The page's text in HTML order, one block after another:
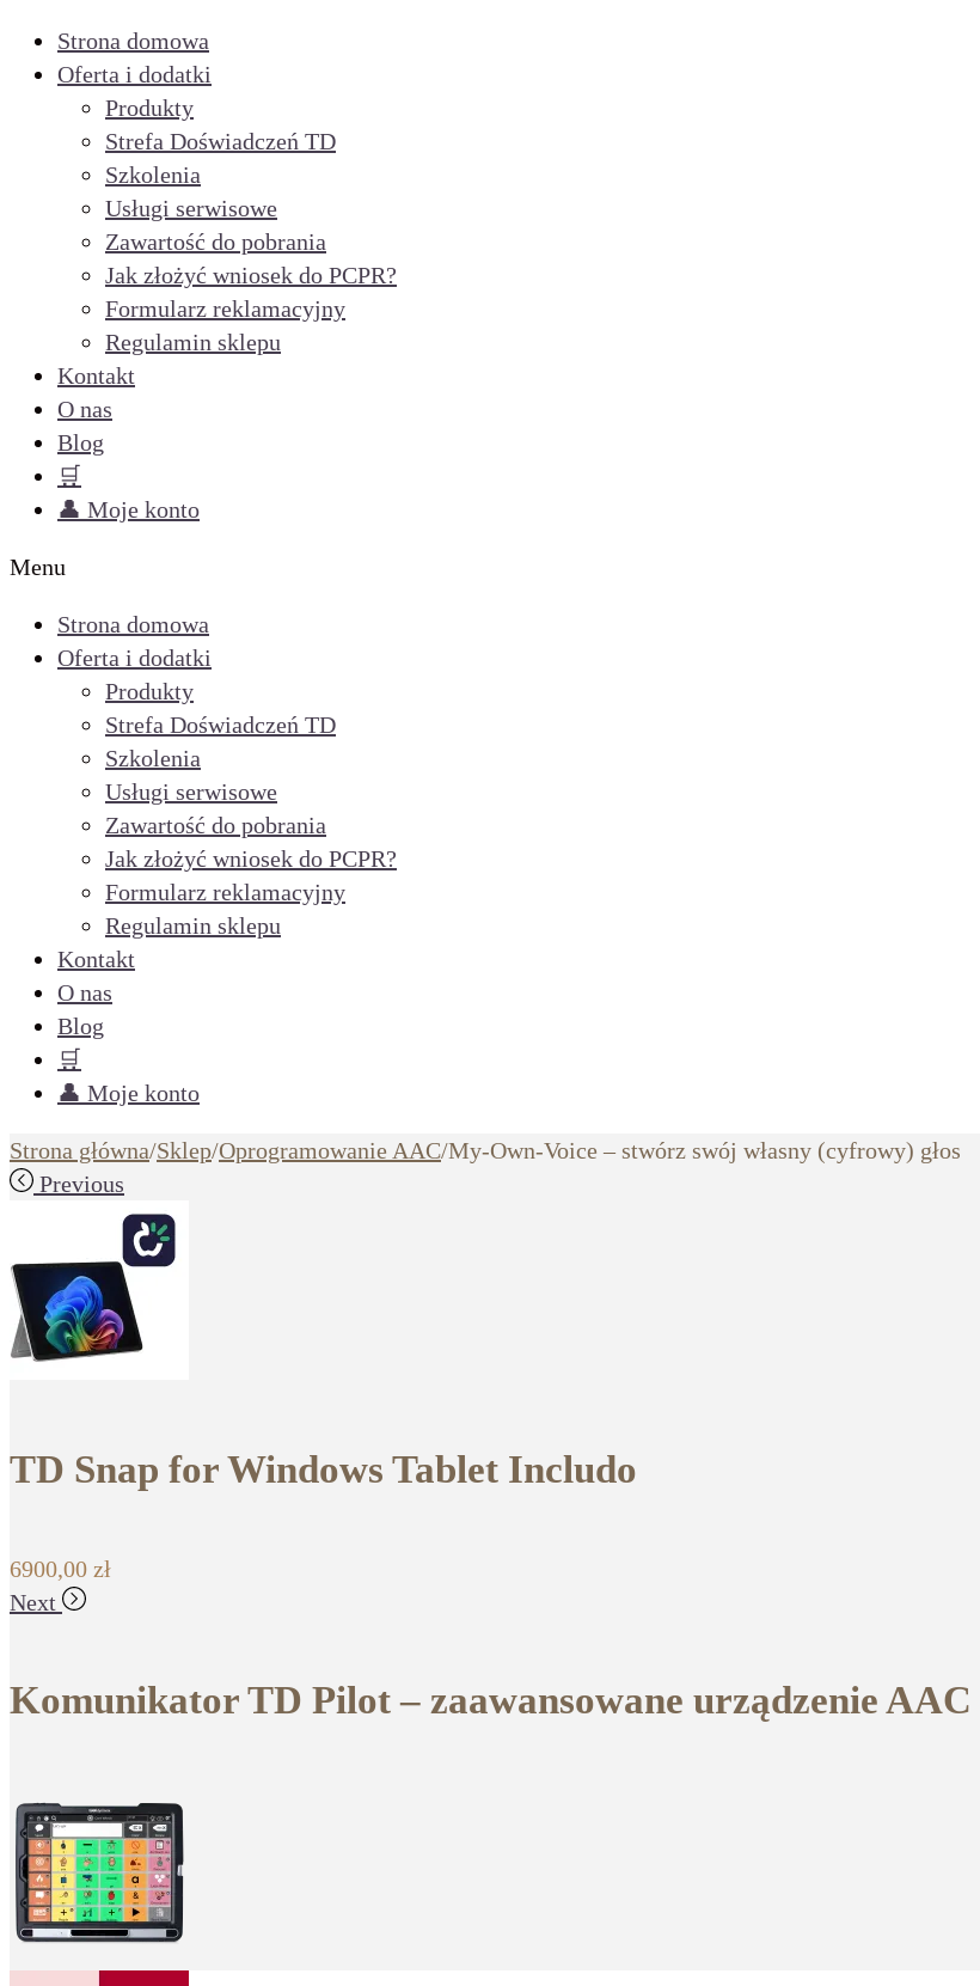
Strona domowa
Oferta i dodatki
Produkty
Strefa Doświadczeń TD
Szkolenia
Usługi serwisowe
Zawartość do pobrania
Jak złożyć wniosek do PCPR?
Formularz reklamacyjny
Regulamin sklepu
Kontakt
O nas
Blog
🛒
👤 Moje konto
Menu
Strona domowa
Oferta i dodatki
Produkty
Strefa Doświadczeń TD
Szkolenia
Usługi serwisowe
Zawartość do pobrania
Jak złożyć wniosek do PCPR?
Formularz reklamacyjny
Regulamin sklepu
Kontakt
O nas
Blog
🛒
👤 Moje konto
Strona główna/Sklep/Oprogramowanie AAC/My-Own-Voice – stwórz swój własny (cyfrowy) głos
Previous
TD Snap for Windows Tablet Includo
6900,00 zł
Next
Komunikator TD Pilot – zaawansowane urządzenie